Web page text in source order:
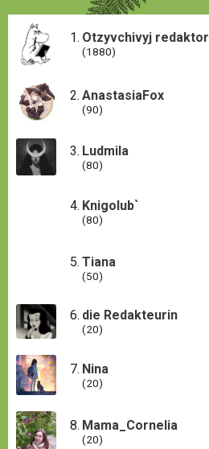
Otzyvchivyj redaktor
(1880)
AnastasiaFox
(90)
Ludmila
(80)
Knigolub`
(80)
Tiana
(50)
die Redakteurin
(20)
Nina
(20)
Mama_Cornelia
(20)